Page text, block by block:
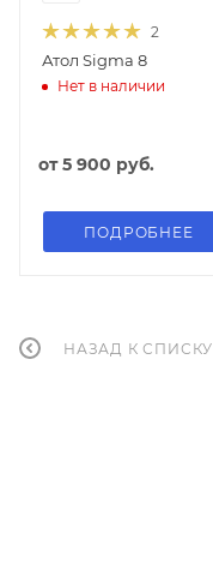
2
Атол Sigma 8
Нет в наличии
от5 900 руб.
ПОДРОБНЕЕ
НАЗАД К СПИСКУ